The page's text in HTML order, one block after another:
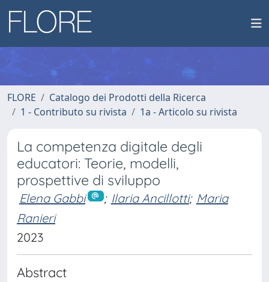
FLORE
Catalogo dei Prodotti della Ricerca
1 - Contributo su rivista
1a - Articolo su rivista
La competenza digitale degli
educatori: Teorie, modelli,
prospettive di sviluppo
Elena Gabbi ; Ilaria Ancillotti; Maria
Ranieri
2023
Abstract